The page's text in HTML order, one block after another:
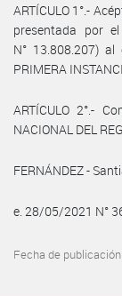
ARTÍCULO 1°.-
presentada por el
N° 13.808.207) al
PRIMERA
ARTÍCULO 2°.-
NACIONAL DEL
FERNÁNDEZ -
e. 28/05/2021 N°
Fecha de